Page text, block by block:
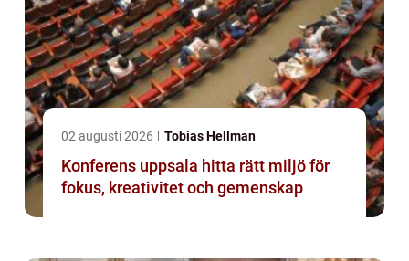
02 augusti 2026 Tobias Hellman
Konferens uppsala hitta rätt miljö för
fokus, kreativitet och gemenskap